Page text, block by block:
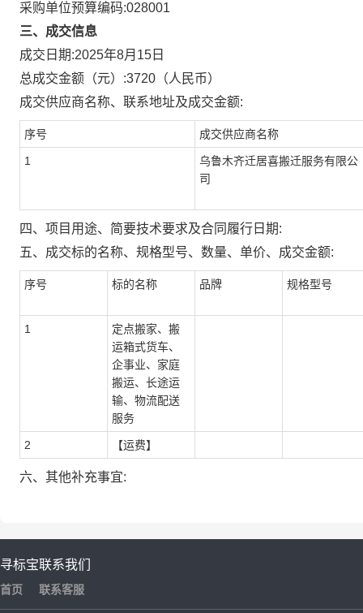
采购单位预算编码:028001
三、成交信息
成交日期:2025年8月15日
总成交金额（元）:3720 （人民币）
成交供应商名称、联系地址及成交金额:
序号 成交供应商名称
1
乌鲁木齐迁居喜搬迁服务有限公
司
四、项目用途、简要技术要求及合同履行日期:
五、成交标的名称、规格型号、数量、单价、成交金额:
序号 标的名称 品牌 规格型号
1
定点搬家、搬
运箱式货车、
企事业、家庭
搬运、长途运
输、物流配送
服务
2 【运费】
六、其他补充事宜:
寻标宝
首页
联系我们
联系客服